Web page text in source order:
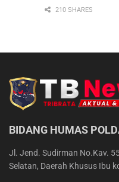
210 SHARES
BIDANG HUMAS
Jl. Jend. Sudirman No.Kav.
Selatan, Daerah Khusus Ibu